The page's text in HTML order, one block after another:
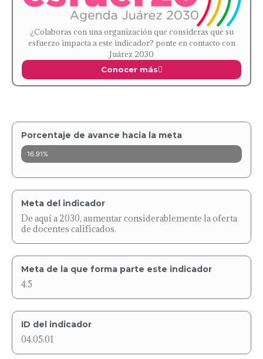
Porcentaje de avance hacia la meta
16.91%
Meta del indicador
De aquí a 2030, aumentar considerablemente la oferta
de docentes calificados.
Meta de la que forma parte este indicador
4.5
ID del indicador
04.05.01
¿Colaboras con una organización que consideras que su
esfuerzo impacta a este indicador? ponte en contacto con
Juárez 2030
Conocer más